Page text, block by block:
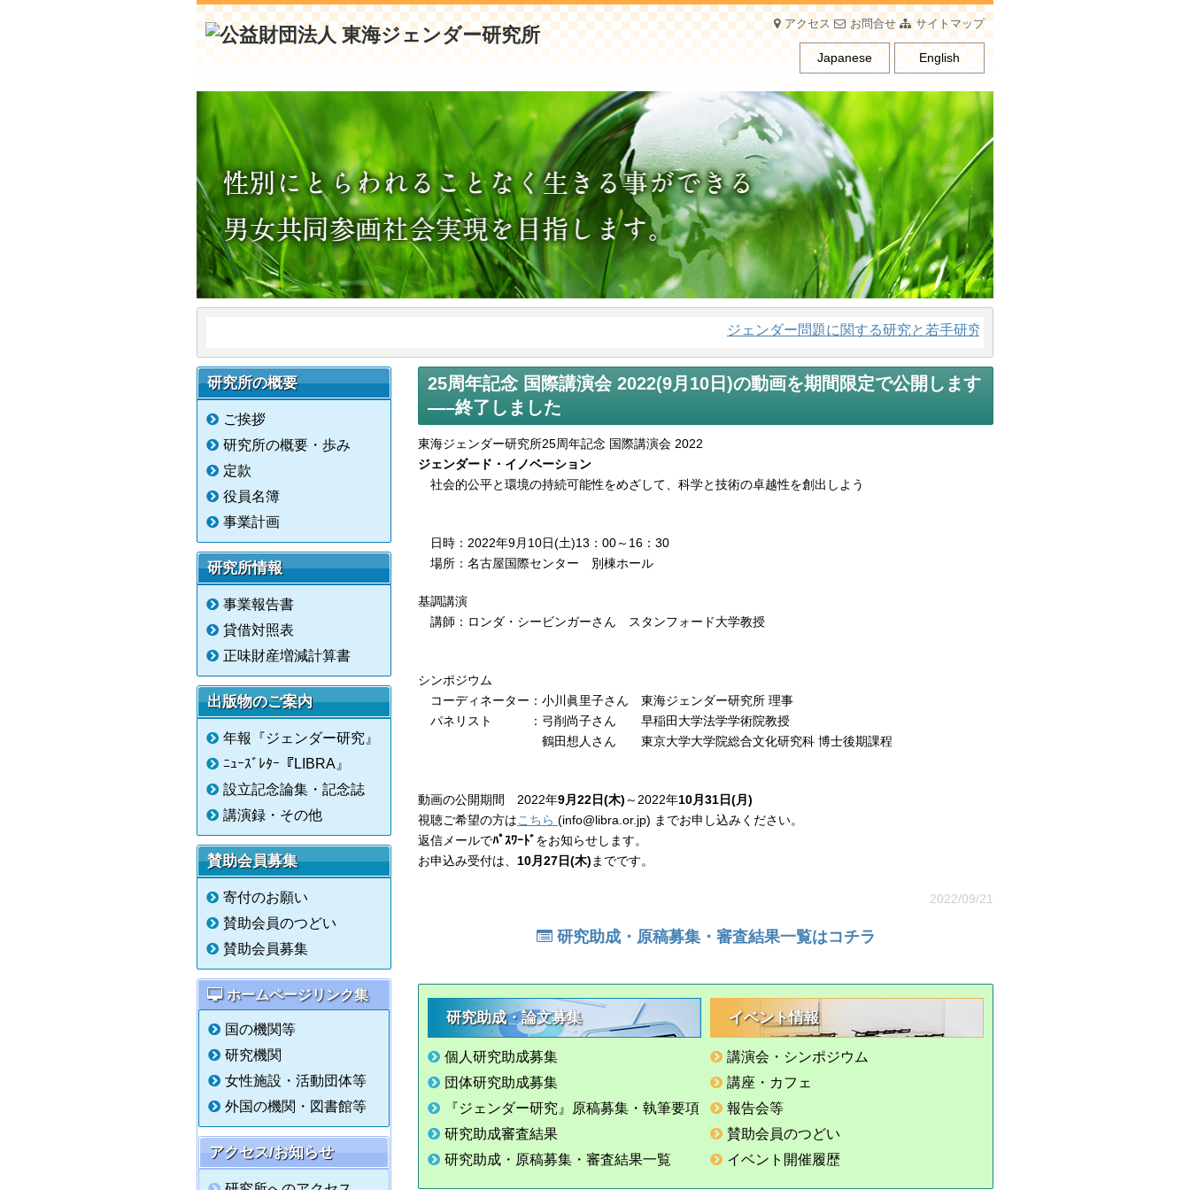
アクセス お問合せ サイトマップ
English
Japanese
ジェンダー問題に関する研究と若手研究者の育成、男女平等意識の普及を
25周年記念 国際講演会 2022(9月10日)の動画を期間限定で公開します
—–終了しました
東海ジェンダー研究所25周年記念 国際講演会 2022
ジェンダード・イノベーション
社会的公平と環境の持続可能性をめざして、科学と技術の卓越性を創出しよう
日時：2022年9月10日(土)13：00～16：30
場所：名古屋国際センター 別棟ホール
基調講演
講師：ロンダ・シービンガーさん スタンフォード大学教授
シンポジウム
コーディネーター：小川眞里子さん 東海ジェンダー研究所 理事
パネリスト ：弓削尚子さん 早稲田大学法学学術院教授
鶴田想人さん 東京大学大学院総合文化研究科 博士後期課程
動画の公開期間 2022年9月22日(木) ～2022年10月31日(月)
視聴ご希望の方はこちら (info@libra.or.jp) までお申し込みください。
返信メールでﾊﾟｽﾜｰﾄﾞをお知らせします。
お申込み受付は、 10月27日(木)までです。
2022/09/21
研究助成・原稿募集・審査結果一覧はコチラ
研究助成・論文募集
個人研究助成募集
団体研究助成募集
『ジェンダー研究』原稿募集・執筆要項
研究助成審査結果
研究助成・原稿募集・審査結果一覧
イベント情報
講演会・シンポジウム
講座・カフェ
報告会等
賛助会員のつどい
イベント開催履歴
研究所の概要
ご挨拶
研究所の概要・歩み
定款
役員名簿
事業計画
研究所情報
事業報告書
貸借対照表
正味財産増減計算書
出版物のご案内
年報『ジェンダー研究』
ﾆｭｰｽﾞﾚﾀｰ『LIBRA』
設立記念論集・記念誌
講演録・その他
賛助会員募集
寄付のお願い
賛助会員のつどい
賛助会員募集
ホームページリンク集
国の機関等
研究機関
女性施設・活動団体等
外国の機関・図書館等
アクセス/お知らせ